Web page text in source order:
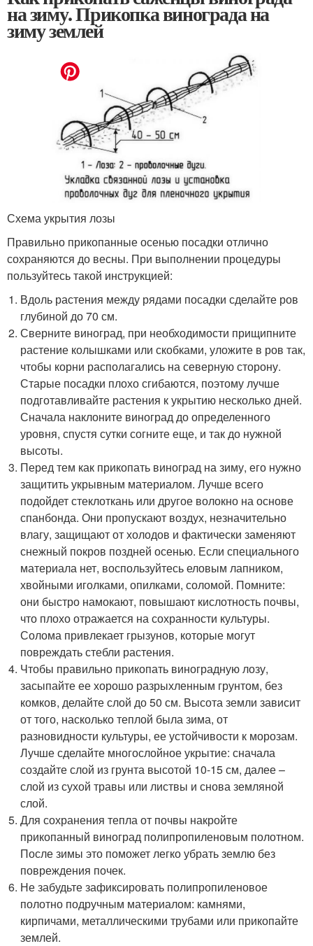
на зиму. Прикопка винограда на
зиму землей
Схема укрытия лозы
Правильно прикопанные осенью посадки отлично
сохраняются до весны. При выполнении процедуры
пользуйтесь такой инструкцией:
Вдоль растения между рядами посадки сделайте ров
глубиной до 70 см.
Сверните виноград, при необходимости прищипните
растение колышками или скобками, уложите в ров так,
чтобы корни располагались на северную сторону.
Старые посадки плохо сгибаются, поэтому лучше
подготавливайте растения к укрытию несколько дней.
Сначала наклоните виноград до определенного
уровня, спустя сутки согните еще, и так до нужной
высоты.
Перед тем как прикопать виноград на зиму, его нужно
защитить укрывным материалом. Лучше всего
подойдет стеклоткань или другое волокно на основе
спанбонда. Они пропускают воздух, незначительно
влагу, защищают от холодов и фактически заменяют
снежный покров поздней осенью. Если специального
материала нет, воспользуйтесь еловым лапником,
хвойными иголками, опилками, соломой. Помните:
они быстро намокают, повышают кислотность почвы,
что плохо отражается на сохранности культуры.
Солома привлекает грызунов, которые могут
повреждать стебли растения.
Чтобы правильно прикопать виноградную лозу,
засыпайте ее хорошо разрыхленным грунтом, без
комков, делайте слой до 50 см. Высота земли зависит
от того, насколько теплой была зима, от
разновидности культуры, ее устойчивости к морозам.
Лучше сделайте многослойное укрытие: сначала
создайте слой из грунта высотой 10-15 см, далее –
слой из сухой травы или листвы и снова земляной
слой.
Для сохранения тепла от почвы накройте
прикопанный виноград полипропиленовым полотном.
После зимы это поможет легко убрать землю без
повреждения почек.
Не забудьте зафиксировать полипропиленовое
полотно подручным материалом: камнями,
кирпичами, металлическими трубами или прикопайте
землей.